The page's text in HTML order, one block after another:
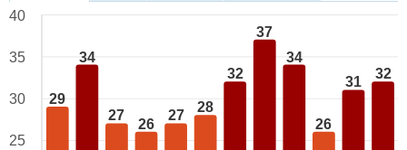
29
34
27
26
27
28
32
37
34
26
31
32
40
35
30
25